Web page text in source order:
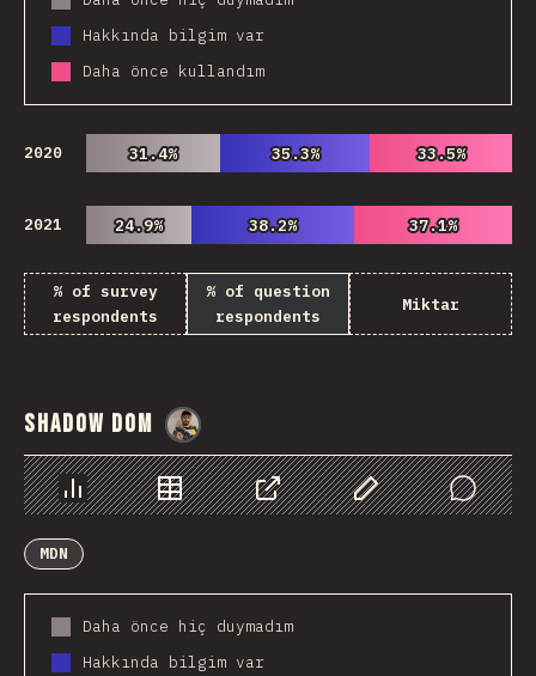
Hakkında bilgim var
Daha önce kullandım
2020 31.4%
31.4% 35.3%
35.3% 33.5%
33.5%
2021 24.9%
24.9% 38.2%
38.2% 37.1%
37.1%
% of survey
respondents
% of question
respondents
Miktar
Shadow DOM
Chart Data Share Customize Data
Comments
MDN
Daha önce hiç duymadım
Hakkında bilgim var